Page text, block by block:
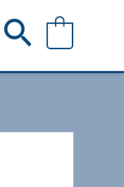
Buscar